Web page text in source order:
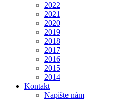
2022
2021
2020
2019
2018
2017
2016
2015
2014
Kontakt
Napište nám